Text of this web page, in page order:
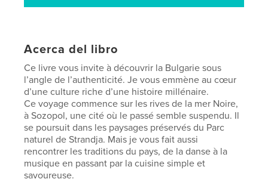
Acerca del libro
Ce livre vous invite à découvrir la Bulgarie sous
l’angle de l’authenticité. Je vous emmène au cœur
d’une culture riche d’une histoire millénaire.
Ce voyage commence sur les rives de la mer Noire,
à Sozopol, une cité où le passé semble suspendu. Il
se poursuit dans les paysages préservés du Parc
naturel de Strandja. Mais je vous fait aussi
rencontrer les traditions du pays, de la danse à la
musique en passant par la cuisine simple et
savoureuse.